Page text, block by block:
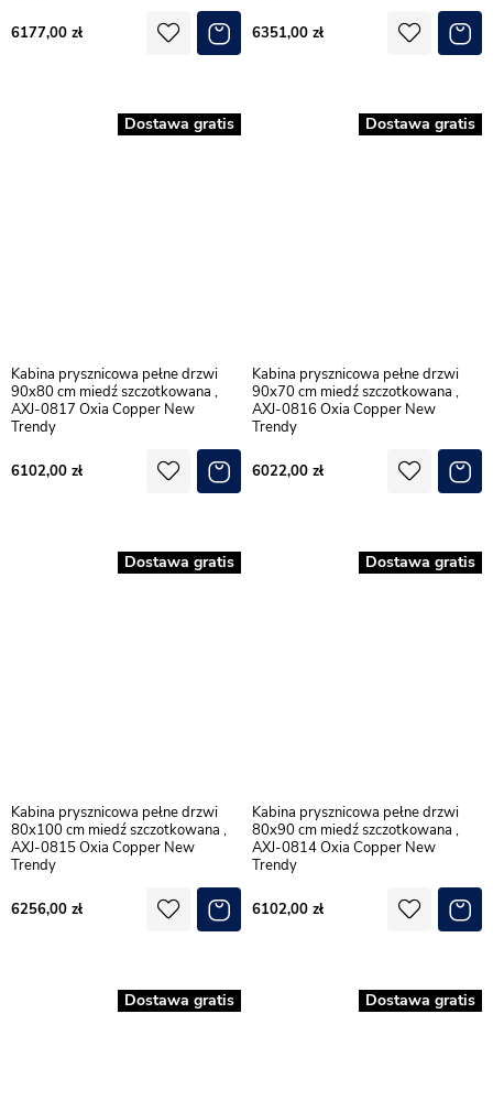
6177,00 6351,00
Kabina prysznicowa pełne drzwi
90x80 cm miedź szczotkowana ,
AXJ-0817 Oxia Copper New
Trendy
6102,00
Dostawa gratis
Kabina prysznicowa pełne drzwi
90x70 cm miedź szczotkowana ,
AXJ-0816 Oxia Copper New
Trendy
6022,00
Dostawa gratis
Kabina prysznicowa pełne drzwi
80x100 cm miedź szczotkowana ,
AXJ-0815 Oxia Copper New
Trendy
6256,00
Dostawa gratis
Kabina prysznicowa pełne drzwi
80x90 cm miedź szczotkowana ,
AXJ-0814 Oxia Copper New
Trendy
6102,00
Dostawa gratis
Dostawa gratis Dostawa gratis